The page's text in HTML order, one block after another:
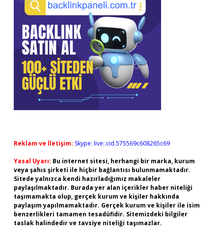
Reklam ve İletişim: Skype: live:.cid.575569c608265c69
Yasal Uyarı: Bu internet sitesi, herhangi bir marka, kurum
veya şahıs şirketi ile hiçbir bağlantısı bulunmamaktadır.
Sitede yalnızca kendi hazırladığımız makaleler
paylaşılmaktadır. Burada yer alan içerikler haber niteliği
taşımamakta olup, gerçek kurum ve kişiler hakkında
paylaşım yapılmamaktadır. Gerçek kurum ve kişiler ile isim
benzerlikleri tamamen tesadüfidir. Sitemizdeki bilgiler
taslak halindedir ve tavsiye niteliği taşımazlar.